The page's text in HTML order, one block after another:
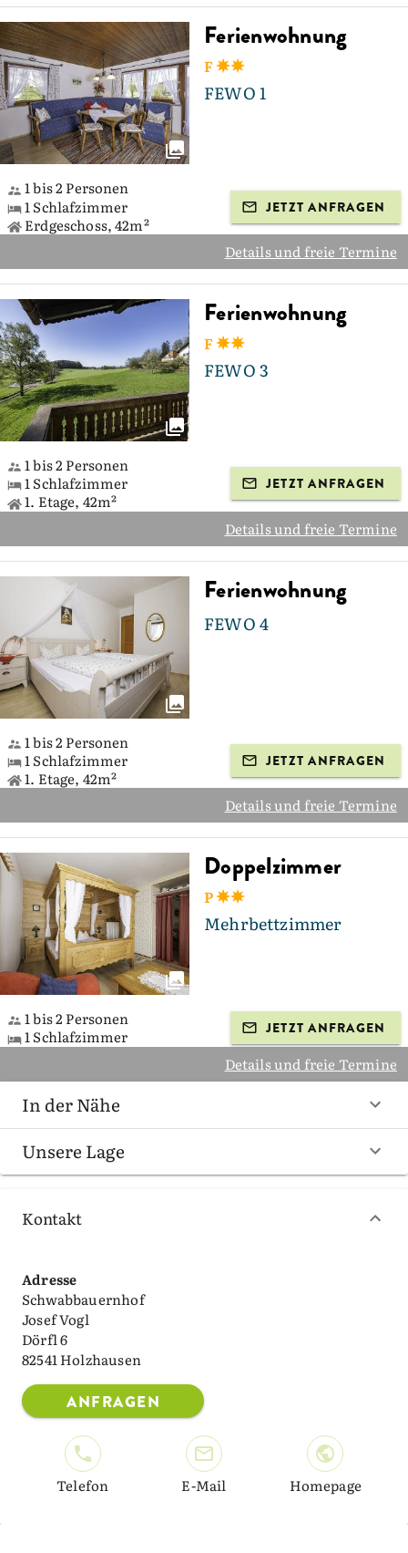
Ferienwohnung
F
FEWO 1
1 bis 2 Personen
1 Schlafzimmer
Erdgeschoss, 42m²
JETZT ANFRAGEN
Details und freie Termine
Ferienwohnung
F
FEWO 3
1 bis 2 Personen
1 Schlafzimmer
1. Etage, 42m²
JETZT ANFRAGEN
Details und freie Termine
Ferienwohnung
FEWO 4
1 bis 2 Personen
1 Schlafzimmer
1. Etage, 42m²
JETZT ANFRAGEN
Details und freie Termine
Doppelzimmer
P
Mehrbettzimmer
1 bis 2 Personen
1 Schlafzimmer
JETZT ANFRAGEN
Details und freie Termine
In der Nähe
Unsere Lage
Kontakt
Adresse
Schwabbauernhof
Josef Vogl
Dörfl 6
82541 Holzhausen
ANFRAGEN
Telefon E-Mail Homepage